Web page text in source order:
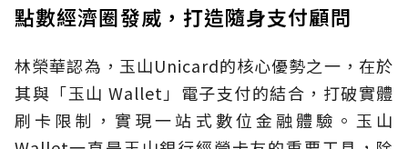
點數經濟圈發威，打造隨身支付顧問
林榮華認為，玉山Unicard的核心優勢之一，在於
其與「玉山 Wallet」電子支付的結合，打破實體
刷卡限制，實現一站式數位金融體驗。玉山